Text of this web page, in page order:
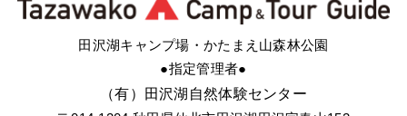
田沢湖キャンプ場・かたまえ山森林公園
●指定管理者●
（有）田沢湖自然体験センター